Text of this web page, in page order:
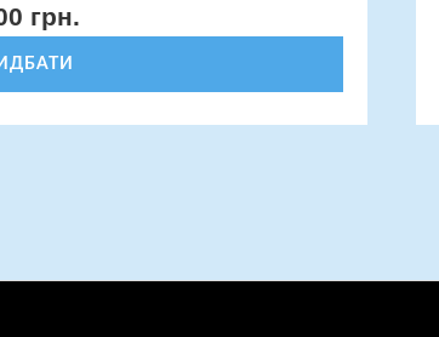
грн.